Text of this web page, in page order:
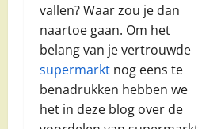
vallen? Waar zou je dan
naartoe gaan. Om het
belang van je vertrouwde
supermarkt nog eens te
benadrukken hebben we
het in deze blog over de